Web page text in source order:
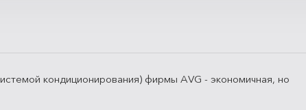
кондиционирования) фирмы AVG - экономичная, но